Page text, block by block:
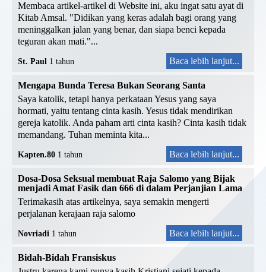
Membaca artikel-artikel di Website ini, aku ingat satu ayat di
Kitab Amsal. "Didikan yang keras adalah bagi orang yang
meninggalkan jalan yang benar, dan siapa benci kepada
teguran akan mati."...
St. Paul 1 tahun Baca lebih lanjut...
Mengapa Bunda Teresa Bukan Seorang Santa
Saya katolik, tetapi hanya perkataan Yesus yang saya
hormati, yaitu tentang cinta kasih. Yesus tidak mendirikan
gereja katolik. Anda paham arti cinta kasih? Cinta kasih tidak
memandang. Tuhan meminta kita...
Kapten.80 1 tahun Baca lebih lanjut...
Dosa-Dosa Seksual membuat Raja Salomo yang Bijak
menjadi Amat Fasik dan 666 di dalam Perjanjian Lama
Terimakasih atas artikelnya, saya semakin mengerti
perjalanan kerajaan raja salomo
Novriadi 1 tahun Baca lebih lanjut...
Bidah-Bidah Fransiskus